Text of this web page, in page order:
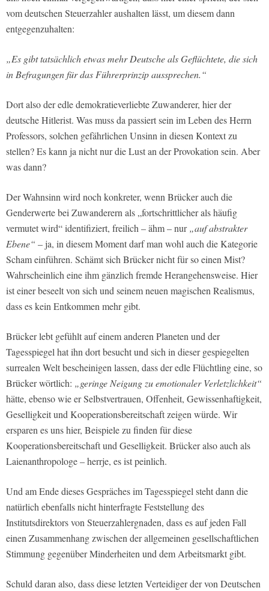
vom deutschen Steuerzahler aushalten lässt, um diesem dann
entgegenzuhalten:
„Es gibt tatsächlich etwas mehr Deutsche als Geflüchtete, die sich
in Befragungen für das Führerprinzip aussprechen.“
Dort also der edle demokratieverliebte Zuwanderer, hier der
deutsche Hitlerist. Was muss da passiert sein im Leben des Herrn
Professors, solchen gefährlichen Unsinn in diesen Kontext zu
stellen? Es kann ja nicht nur die Lust an der Provokation sein. Aber
was dann?
Der Wahnsinn wird noch konkreter, wenn Brücker auch die
Genderwerte bei Zuwanderern als „fortschrittlicher als häufig
vermutet wird“ identifiziert, freilich – ähm – nur„auf abstrakter
Ebene“ – ja, in diesem Moment darf man wohl auch die Kategorie
Scham einführen. Schämt sich Brücker nicht für so einen Mist?
Wahrscheinlich eine ihm gänzlich fremde Herangehensweise. Hier
ist einer beseelt von sich und seinem neuen magischen Realismus,
dass es kein Entkommen mehr gibt.
Brücker lebt gefühlt auf einem anderen Planeten und der
Tagesspiegel hat ihn dort besucht und sich in dieser gespiegelten
surrealen Welt bescheinigen lassen, dass der edle Flüchtling eine, so
Brücker wörtlich: „geringe Neigung zu emotionaler Verletzlichkeit“
hätte, ebenso wie er Selbstvertrauen, Offenheit, Gewissenhaftigkeit,
Geselligkeit und Kooperationsbereitschaft zeigen würde. Wir
ersparen es uns hier, Beispiele zu finden für diese
Kooperationsbereitschaft und Geselligkeit. Brücker also auch als
Laienanthropologe – herrje, es ist peinlich.
Und am Ende dieses Gespräches im Tagesspiegel steht dann die
natürlich ebenfalls nicht hinterfragte Feststellung des
Institutsdirektors von Steuerzahlergnaden, dass es auf jeden Fall
einen Zusammenhang zwischen der allgemeinen gesellschaftlichen
Stimmung gegenüber Minderheiten und dem Arbeitsmarkt gibt.
Schuld daran also, dass diese letzten Verteidiger der von Deutschen